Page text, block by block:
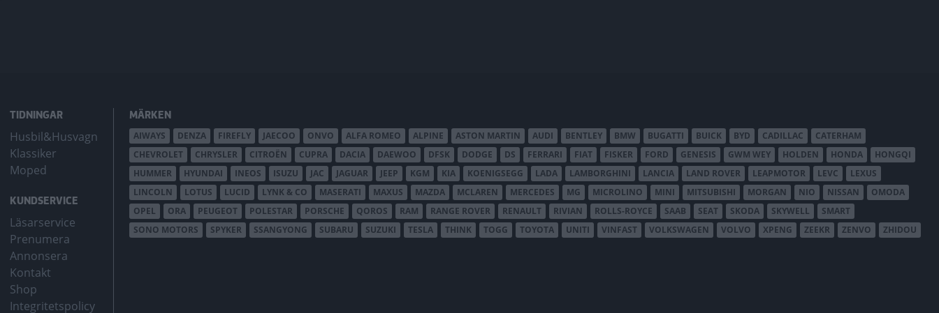
TIDNINGAR
Husbil&Husvagn
Klassiker
Moped
KUNDSERVICE
Läsarservice
Prenumera
Annonsera
Kontakt
Shop
Integritetspolicy
MÄRKEN
AIWAYS DENZA FIREFLY JAECOO ONVO ALFA ROMEO ALPINE ASTON MARTIN AUDI BENTLEY BMW BUGATTI BUICK BYD CADILLAC
CATERHAM
CHEVROLET
CHRYSLER CITROËN CUPRA DACIA DAEWOO DFSK DODGE DS FERRARI FIAT FISKER FORD GENESIS GWM WEY HOLDEN HONDA
HONGQI
HUMMER
HYUNDAI INEOS ISUZU JAC JAGUAR JEEP KGM KIA KOENIGSEGG LADA LAMBORGHINI LANCIA LAND ROVER LEAPMOTOR LEVC
LEXUS
LINCOLN
LOTUS LUCID LYNK & CO MASERATI MAXUS MAZDA MCLAREN MERCEDES MG MICROLINO MINI MITSUBISHI MORGAN NIO NISSAN
OMODA
OPEL
ORA PEUGEOT POLESTAR PORSCHE QOROS RAM RANGE ROVER RENAULT RIVIAN ROLLS-ROYCE SAAB SEAT SKODA SKYWELL
SMART
SONO MOTORS
SPYKER SSANGYONG SUBARU SUZUKI TESLA THINK TOGG TOYOTA UNITI VINFAST VOLKSWAGEN VOLVO XPENG ZEEKR ZENVO ZHIDOU